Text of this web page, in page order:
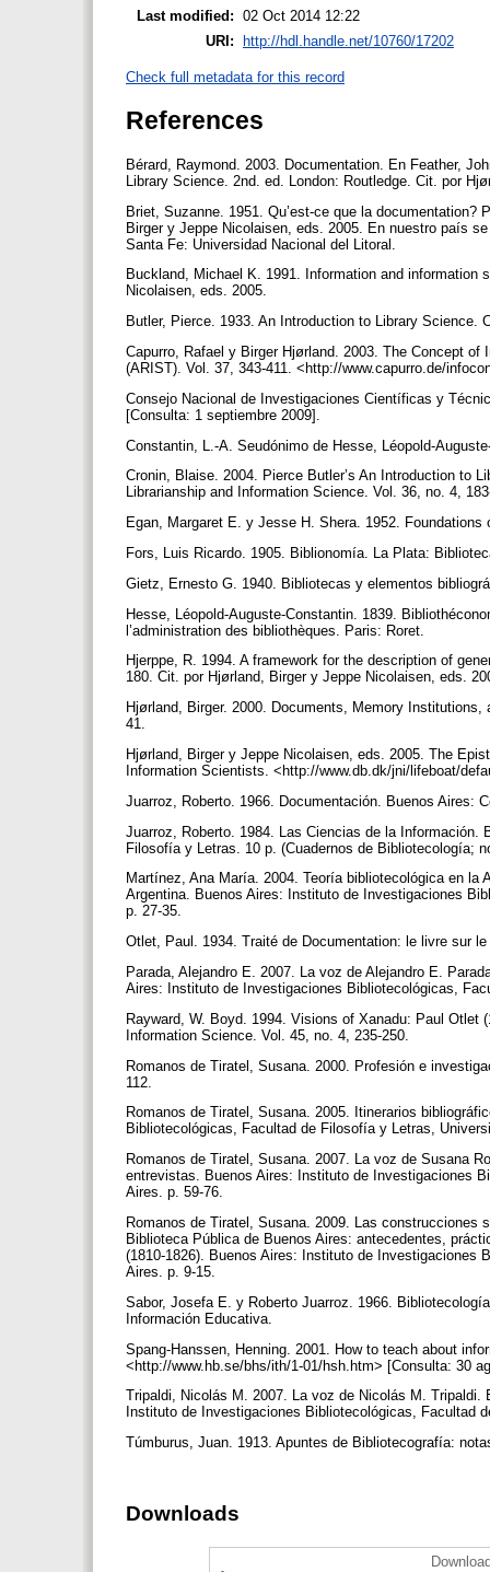
Last modified: 02 Oct 2014 12:22
URI:
http://hdl.handle.net/10760/17202
Check full metadata for this record
References
Bérard, Raymond. 2003. Documentation. En Feather,
Library Science. 2nd. ed. London: Routledge. Cit. por
Briet, Suzanne. 1951. Qu’est-ce que la
Birger y Jeppe Nicolaisen, eds. 2005. En nuestro país
Santa Fe: Universidad Nacional del Litoral.
Buckland, Michael K. 1991. Information and information
Nicolaisen, eds. 2005.
Butler, Pierce. 1933. An Introduction to Library
Capurro, Rafael y Birger Hjørland. 2003. The Concept
(ARIST). Vol. 37, 343-411. <http://www.capurro.de/
Consejo Nacional de Investigaciones Científicas y
[Consulta: 1 septiembre 2009].
Constantin, L.-A. Seudónimo de Hesse, Léopold-
Cronin, Blaise. 2004. Pierce Butler’s An Introduction to
Librarianship and Information Science. Vol. 36, no. 4,
Egan, Margaret E. y Jesse H. Shera. 1952.
Fors, Luis Ricardo. 1905. Biblionomía. La Plata:
Gietz, Ernesto G. 1940. Bibliotecas y elementos
Hesse, Léopold-Auguste-Constantin. 1839.
l’administration des bibliothèques. Paris: Roret.
Hjerppe, R. 1994. A framework for the description of
180. Cit. por Hjørland, Birger y Jeppe Nicolaisen, eds.
Hjørland, Birger. 2000. Documents, Memory
41.
Hjørland, Birger y Jeppe Nicolaisen, eds. 2005. The
Information Scientists. <http://www.db.dk/jni/lifeboat/
Juarroz, Roberto. 1966. Documentación. Buenos Aires:
Juarroz, Roberto. 1984. Las Ciencias de la
Filosofía y Letras. 10 p. (Cuadernos de Bibliotecología;
Martínez, Ana María. 2004. Teoría bibliotecológica en
Argentina. Buenos Aires: Instituto de Investigaciones
p. 27-35.
Otlet, Paul. 1934. Traité de Documentation: le livre sur
Parada, Alejandro E. 2007. La voz de Alejandro E.
Aires: Instituto de Investigaciones Bibliotecológicas,
Rayward, W. Boyd. 1994. Visions of Xanadu: Paul
Information Science. Vol. 45, no. 4, 235-250.
Romanos de Tiratel, Susana. 2000. Profesión e
112.
Romanos de Tiratel, Susana. 2005. Itinerarios
Bibliotecológicas, Facultad de Filosofía y Letras,
Romanos de Tiratel, Susana. 2007. La voz de Susana
entrevistas. Buenos Aires: Instituto de Investigaciones
Aires. p. 59-76.
Romanos de Tiratel, Susana. 2009. Las
Biblioteca Pública de Buenos Aires: antecedentes,
(1810-1826). Buenos Aires: Instituto de Investigaciones
Aires. p. 9-15.
Sabor, Josefa E. y Roberto Juarroz. 1966.
Información Educativa.
Spang-Hanssen, Henning. 2001. How to teach about
<http://www.hb.se/bhs/ith/1-01/hsh.htm> [Consulta: 30
Tripaldi, Nicolás M. 2007. La voz de Nicolás M.
Instituto de Investigaciones Bibliotecológicas, Facultad
Túmburus, Juan. 1913. Apuntes de Bibliotecografía:
Downloads